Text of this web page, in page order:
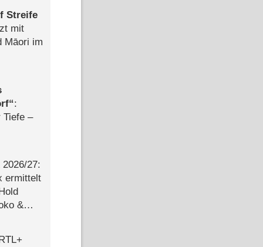
Streife
mit
Māori im
:
Tiefe –
​27:
ermittelt
&